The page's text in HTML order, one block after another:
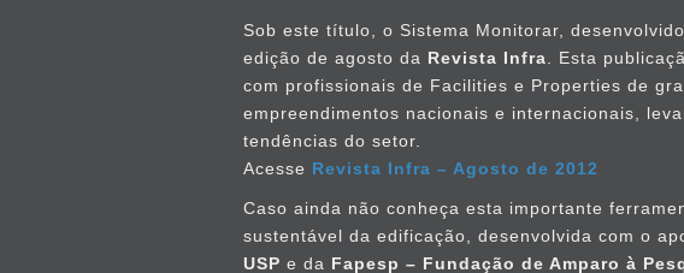
Sob este título, o Sistema Monitorar,
edição de agosto da Revista Infra . Esta
com profissionais de Facilities e Properties de
empreendimentos nacionais e internacionais,
tendências do setor.
Acesse Revista Infra – Agosto de 2012
Caso ainda não conheça esta importante
sustentável da edificação, desenvolvida com o
USP e da Fapesp – Fundação de Amparo à